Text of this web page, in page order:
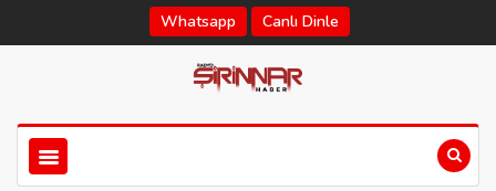
Whatsapp Canlı Dinle